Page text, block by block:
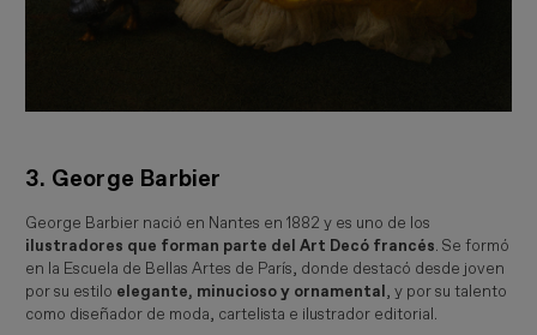
3. George Barbier
George Barbier nació en Nantes en 1882 y es uno de los
ilustradores que forman parte del Art Decó francés. Se formó
en la Escuela de Bellas Artes de París, donde destacó desde joven
por su estilo elegante, minucioso y ornamental, y por su talento
como diseñador de moda, cartelista e ilustrador editorial.